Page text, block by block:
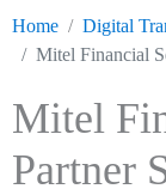
Home
Digital
Mitel Financial
Mitel
Partner